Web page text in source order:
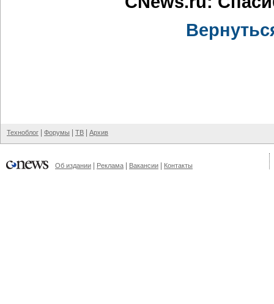
Техноблог Форумы ТВ Архив
Об издании Реклама Вакансии Контакты